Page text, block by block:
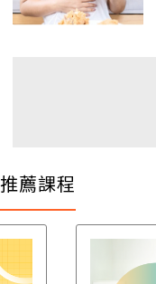
推薦課程